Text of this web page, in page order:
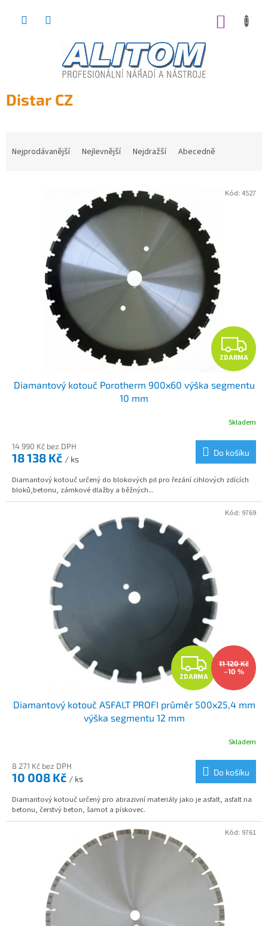
Distar CZ
ŘNejprodávanější Nejlevnější Nejdražší Abecedně
Z
D
A
R
M
A
ZDARMA
Diamantový kotouč Porotherm 900x60 výška segmentu
10 mm
Skladem
14 990 Kč bez DPH
18 138 Kč / ks
Do košíku
Diamantový kotouč určený do blokových pil pro řezání cihlových zdících
bloků,betonu, zámkové dlažby a běžných...
Kód: 4527
Z
D
A
M
A
ZDARMA
11 120 Kč
–10 %
Diamantový kotouč ASFALT PROFI průměr 500x25,4 mm
výška segmentu 12 mm
Skladem
8 271 Kč bez DPH
10 008 Kč / ks
Do košíku
Diamantový kotouč určený pro abrazivní materiály jako je asfalt, asfalt na
betonu, čerstvý beton, šamot a pískovec.
Kód: 9769
Kód: 9761